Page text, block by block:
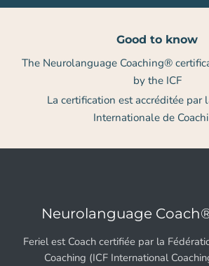
Good to know
The Neurolanguage Coaching®
by the ICF
La certification est accréditée par
Internationale de
Neurolanguage
Feriel est Coach certifiée par la
Coaching (ICF International